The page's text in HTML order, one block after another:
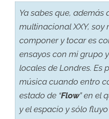
Ya sabes que, además
multinacional XXY, soy
componer y tocar es
ensayos con mi grupo
locales de Londres. Es
música cuando entro
estado de “Flow” en el
y el espacio y sólo